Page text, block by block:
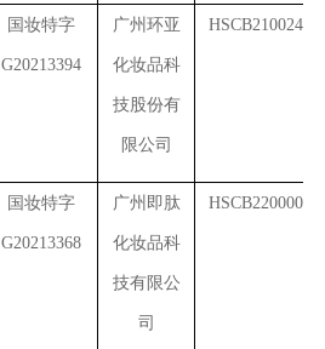
国妆特字
G20213394
广州环亚
化妆品科
技股份有
限公司
国妆特字
G20213368
广州即肽
化妆品科
技有限公
司